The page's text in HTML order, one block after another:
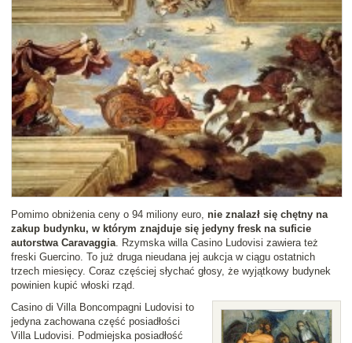
Pomimo obniżenia ceny o 94 miliony euro, nie znalazł się chętny na
zakup budynku, w którym znajduje się jedyny fresk na suficie
autorstwa Caravaggia. Rzymska willa Casino Ludovisi zawiera też
freski Guercino. To już druga nieudana jej aukcja w ciągu ostatnich
trzech miesięcy. Coraz częściej słychać głosy, że wyjątkowy budynek
powinien kupić włoski rząd.
Casino di Villa Boncompagni Ludovisi to
jedyna zachowana część posiadłości
Villa Ludovisi. Podmiejska posiadłość